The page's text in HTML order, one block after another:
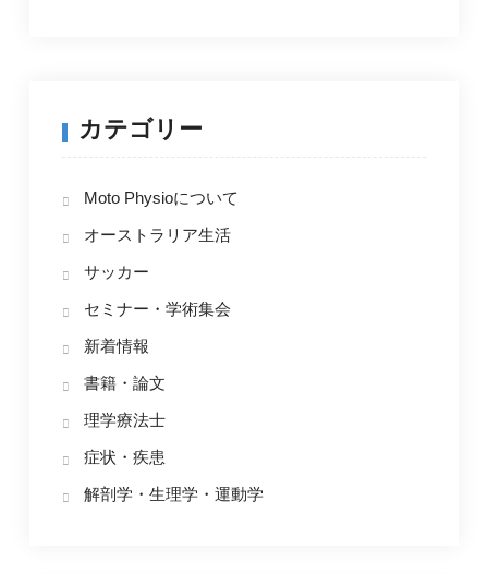
カテゴリー
Moto Physioについて
オーストラリア生活
サッカー
セミナー・学術集会
新着情報
書籍・論文
理学療法士
症状・疾患
解剖学・生理学・運動学